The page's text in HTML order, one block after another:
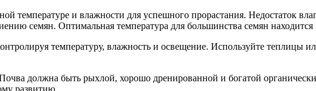
температуре и влажности для успешного прорастания. Недостаток
семян. Оптимальная температура для большинства семян находится
температуру, влажность и освещение. Используйте теплицы
должна быть рыхлой, хорошо дренированной и богатой
развитию.